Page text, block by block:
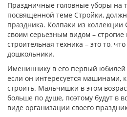
Праздничные головные уборы на
посвященной теме Стройки,
праздника. Колпаки из коллекции
своим серьезным видом – строгие
строительная техника – это то,
дошкольники.
Имениннику в его первый юбилей
если он интересуется машинами,
строить. Мальчишки в этом
больше по душе, поэтому будут в
виде организации своего